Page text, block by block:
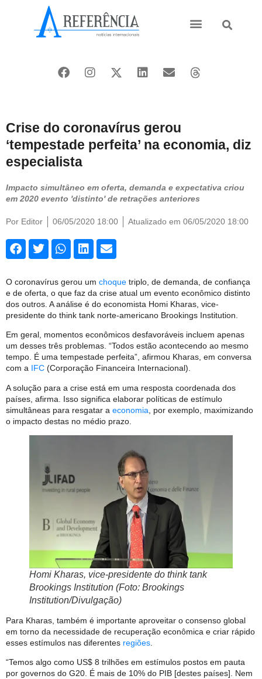
Crise do coronavírus gerou
‘tempestade perfeita’ na economia, diz
especialista
Impacto simultâneo em oferta, demanda e expectativa criou
em 2020 evento 'distinto' de retrações anteriores
Por Editor 06/05/2020 18:00 Atualizado em 06/05/2020 18:00
O coronavírus gerou um choque triplo, de demanda, de confiança
e de oferta, o que faz da crise atual um evento econômico distinto
dos outros. A análise é do economista Homi Kharas, vice-
presidente do think tank norte-americano Brookings Institution.
Em geral, momentos econômicos desfavoráveis incluem apenas
um desses três problemas. “Todos estão acontecendo ao mesmo
tempo. É uma tempestade perfeita”, afirmou Kharas, em conversa
com a IFC (Corporação Financeira Internacional).
A solução para a crise está em uma resposta coordenada dos
países, afirma. Isso significa elaborar políticas de estímulo
simultâneas para resgatar a economia , por exemplo, maximizando
o impacto destas no médio prazo.
Homi Kharas, vice-presidente do think tank
Brookings Institution (Foto: Brookings
Institution/Divulgação)
Para Kharas, também é importante aproveitar o consenso global
em torno da necessidade de recuperação econômica e criar rápido
esses estímulos nas diferentes regiões
“Temos algo como US$ 8 trilhões em estímulos postos em pauta
por governos do G20. É mais de 10% do PIB [destes países]. Nem